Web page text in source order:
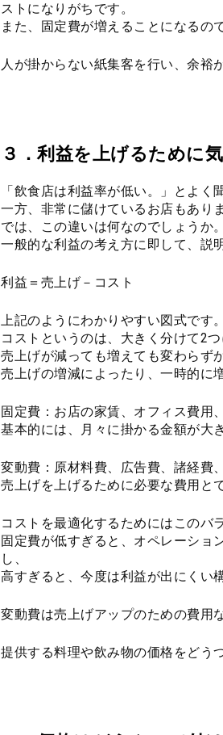
ストになりがちです。
また、固定費が増えることになるの
人が掛からない紙集客を行い、余裕
３．利益を上げるために
「飲食店は利益率が低い。」とよく
一方、非常に儲けているお店もありま
では、この違いは何なのでしょうか。
一般的な利益の考え方に即して、説
利益＝売上げ－コスト
上記のようにわかりやすい図式です。
コストというのは、大きく分けて2つ
売上げが減っても増えても変わらず
売上げの増減によったり、一時的に
固定費：お店の家賃、オフィス費用
基本的には、月々に掛かる金額が大
変動費：原材料費、広告費、諸経費
売上げを上げるために必要な費用と
コストを最適化するためにはこのバ
固定費が低すぎると、オペレーショ
し、
高すぎると、今度は利益が出にくい
変動費は売上げアップのための費用
提供する料理や飲み物の価格をどう